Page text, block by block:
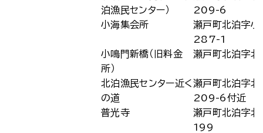
泊漁民センター）
209-6
小海集会所
瀬戸町北泊字小
287-1
小鳴門新橋（旧料金
所）
瀬戸町北泊字北
北泊漁民センター近く
の道
瀬戸町北泊字北
209-6付近
普光寺
瀬戸町北泊字北
199